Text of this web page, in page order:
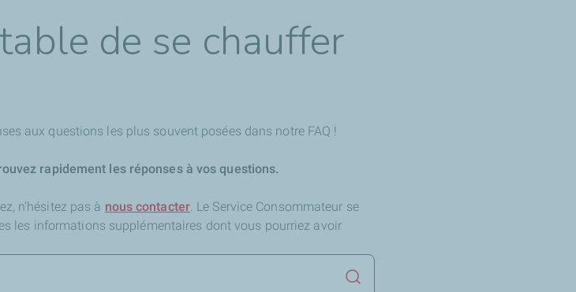
de se chauffer
aux questions les plus souvent posées dans notre FAQ !
rapidement les réponses à vos questions.
n'hésitez pas à nous contacter. Le Service Consommateur se
les informations supplémentaires dont vous pourriez avoir
Lancer la recherche